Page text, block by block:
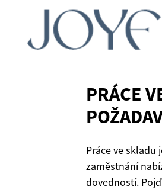
PRÁCE
Práce ve
zaměstnání
dovedností.